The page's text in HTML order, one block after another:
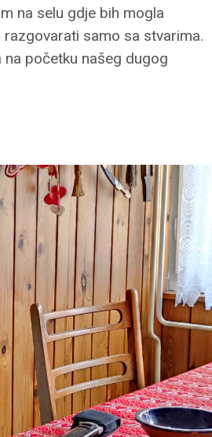
na selu gdje bih mogla
samo sa stvarima.
na početku našeg dugog